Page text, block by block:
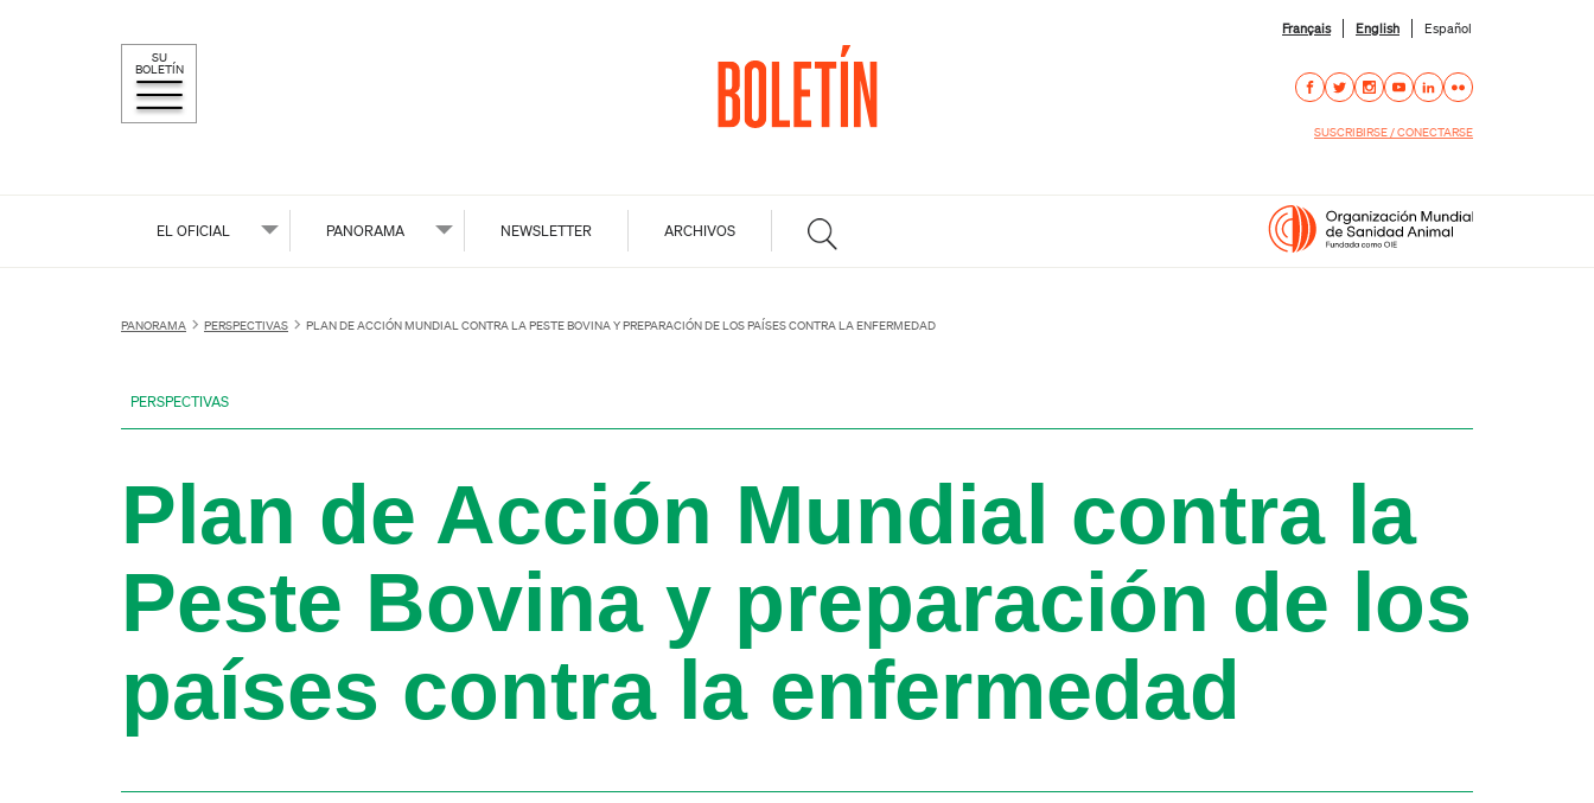
SU
BOLETÍN
Français English Español
SUSCRIBIRSE / CONECTARSE
EL OFICIAL PANORAMA NEWSLETTER ARCHIVOS
PANORAMA PERSPECTIVAS PLAN DE ACCIÓN MUNDIAL CONTRA LA PESTE BOVINA Y PREPARACIÓN DE LOS PAÍSES CONTRA LA ENFERMEDAD
PERSPECTIVAS
Plan de Acción Mundial contra la
Peste Bovina y preparación de los
países contra la enfermedad